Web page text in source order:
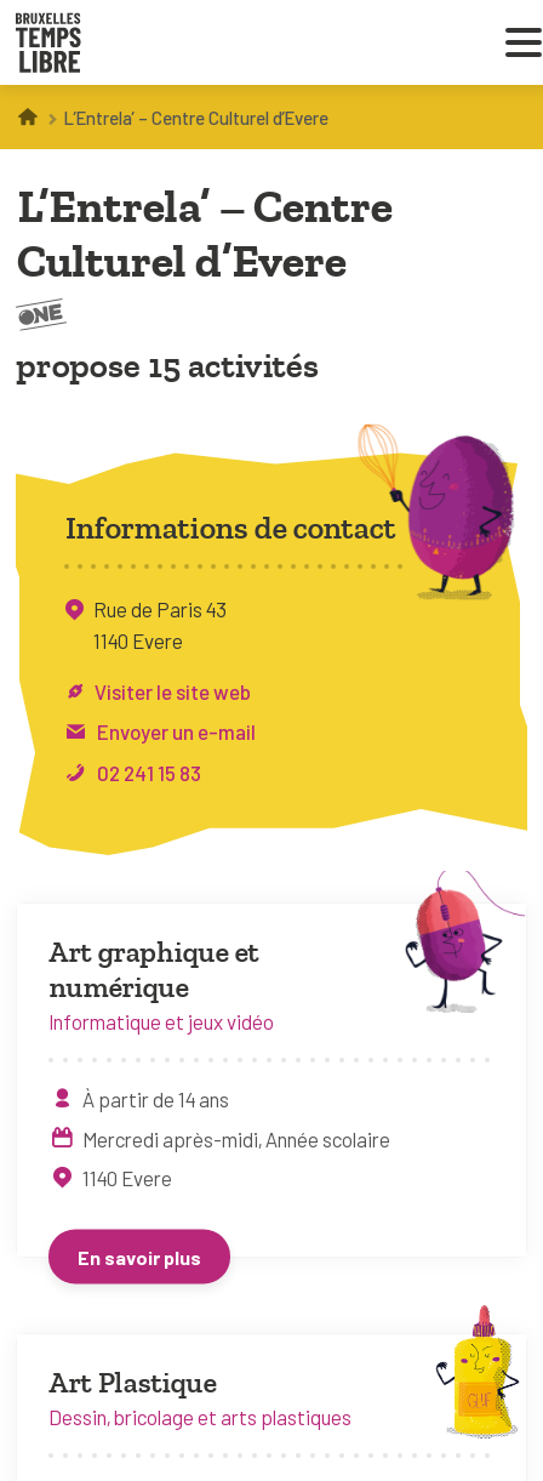
Infos parents
Droit au loisir
Coordinations ATL
VOUS CHERCHEZ DES ACTIVITÉS
Trouver une activité
Connexion
Bruxelles Temps Libre
L’Entrela’ – Centre Culturel d’Evere
L’Entrela’ – Centre
Culturel d’Evere
propose 15 activités
Art graphique et
numérique
Informatique et jeux vidéo
À partir de 14 ans
Mercredi après-midi Année scolaire
1140 Evere
En savoir plus
Art Plastique
Dessin, bricolage et arts plastiques
Informations de contact
Rue de Paris 43
1140 Evere
Visiter le site web
Envoyer un e-mail
02 241 15 83